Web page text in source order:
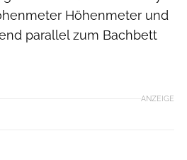
Höhenmeter und
parallel zum Bachbett
ANZEIGE